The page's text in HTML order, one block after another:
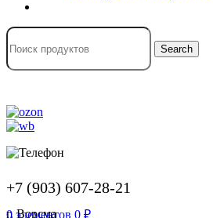
Search
+7 (903) 607-28-21
г. Ворсма
0 элементов 0 ₽